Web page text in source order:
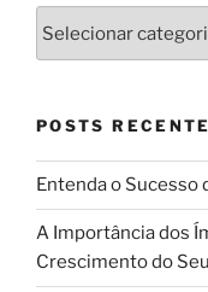
POSTS
Entenda o Sucesso
A Importância dos
Crescimento do